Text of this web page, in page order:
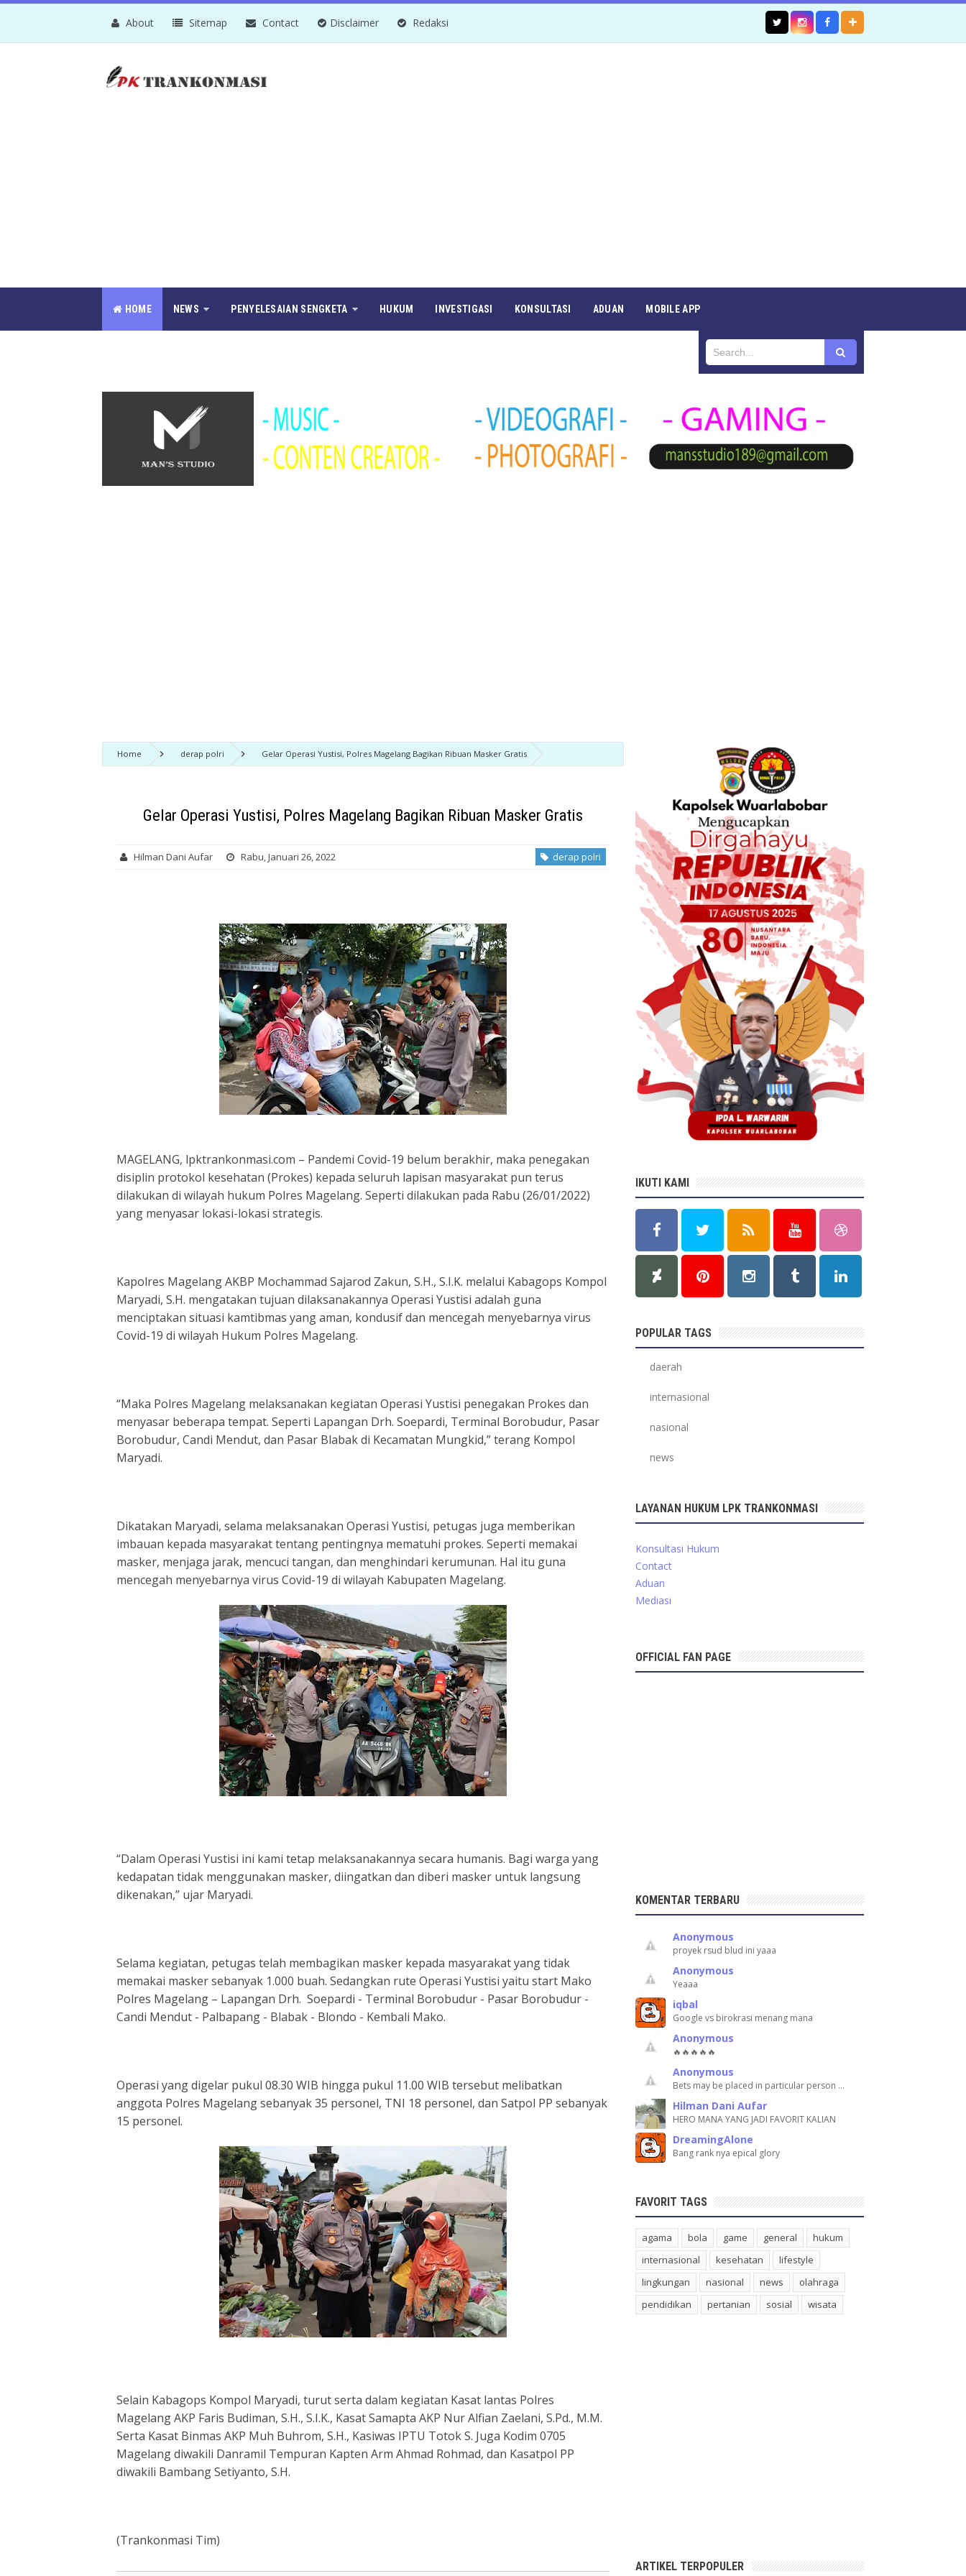
About Sitemap Contact Disclaimer Redaksi
HOME NEWS PENYELESAIAN SENGKETA HUKUM INVESTIGASI KONSULTASI ADUAN MOBILE APP
Home derap polri Gelar Operasi Yustisi, Polres Magelang Bagikan Ribuan Masker Gratis
Gelar Operasi Yustisi, Polres Magelang Bagikan Ribuan Masker Gratis
Hilman Dani Aufar Rabu, Januari 26, 2022 derap polri
MAGELANG, lpktrankonmasi.com – Pandemi Covid-19 belum berakhir, maka penegakan
disiplin protokol kesehatan (Prokes) kepada seluruh lapisan masyarakat pun terus
dilakukan di wilayah hukum Polres Magelang. Seperti dilakukan pada Rabu (26/01/2022)
yang menyasar lokasi-lokasi strategis.
Kapolres Magelang AKBP Mochammad Sajarod Zakun, S.H., S.I.K. melalui Kabagops Kompol
Maryadi, S.H. mengatakan tujuan dilaksanakannya Operasi Yustisi adalah guna
menciptakan situasi kamtibmas yang aman, kondusif dan mencegah menyebarnya virus
Covid-19 di wilayah Hukum Polres Magelang.
“Maka Polres Magelang melaksanakan kegiatan Operasi Yustisi penegakan Prokes dan
menyasar beberapa tempat. Seperti Lapangan Drh. Soepardi, Terminal Borobudur, Pasar
Borobudur, Candi Mendut, dan Pasar Blabak di Kecamatan Mungkid,” terang Kompol
Maryadi.
Dikatakan Maryadi, selama melaksanakan Operasi Yustisi, petugas juga memberikan
imbauan kepada masyarakat tentang pentingnya mematuhi prokes. Seperti memakai
masker, menjaga jarak, mencuci tangan, dan menghindari kerumunan. Hal itu guna
mencegah menyebarnya virus Covid-19 di wilayah Kabupaten Magelang.
“Dalam Operasi Yustisi ini kami tetap melaksanakannya secara humanis. Bagi warga yang
kedapatan tidak menggunakan masker, diingatkan dan diberi masker untuk langsung
dikenakan,” ujar Maryadi.
Selama kegiatan, petugas telah membagikan masker kepada masyarakat yang tidak
memakai masker sebanyak 1.000 buah. Sedangkan rute Operasi Yustisi yaitu start Mako
Polres Magelang – Lapangan Drh. Soepardi - Terminal Borobudur - Pasar Borobudur -
Candi Mendut - Palbapang - Blabak - Blondo - Kembali Mako.
Operasi yang digelar pukul 08.30 WIB hingga pukul 11.00 WIB tersebut melibatkan
anggota Polres Magelang sebanyak 35 personel, TNI 18 personel, dan Satpol PP sebanyak
15 personel.
Selain Kabagops Kompol Maryadi, turut serta dalam kegiatan Kasat lantas Polres
Magelang AKP Faris Budiman, S.H., S.I.K., Kasat Samapta AKP Nur Alfian Zaelani, S.Pd., M.M.
Serta Kasat Binmas AKP Muh Buhrom, S.H., Kasiwas IPTU Totok S. Juga Kodim 0705
Magelang diwakili Danramil Tempuran Kapten Arm Ahmad Rohmad, dan Kasatpol PP
diwakili Bambang Setiyanto, S.H.
(Trankonmasi Tim)
IKUTI KAMI
POPULAR TAGS
daerah
internasional
nasional
news
LAYANAN HUKUM LPK TRANKONMASI
Konsultasi Hukum
Contact
Aduan
Mediasi
OFFICIAL FAN PAGE
KOMENTAR TERBARU
Anonymous
proyek rsud blud ini yaaa
Anonymous
Yeaaa
iqbal
Google vs birokrasi menang mana
Anonymous
🔥🔥🔥🔥🔥
Anonymous
Bets may be placed in particular person …
Hilman Dani Aufar
HERO MANA YANG JADI FAVORIT KALIAN
DreamingAlone
Bang rank nya epical glory
FAVORIT TAGS
agama bola game general
hukum
internasional
kesehatan
lifestyle
lingkungan
nasional news
olahraga
pendidikan
pertanian sosial wisata
ARTIKEL TERPOPULER